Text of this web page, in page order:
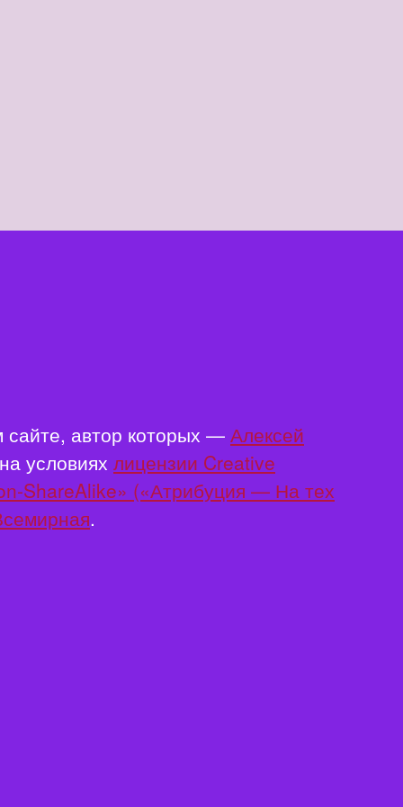
автор которых — Алексей
условиях лицензии Creative
ShareAlike» («Атрибуция — На тех
.